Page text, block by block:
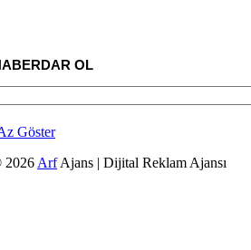
OL
Göster
2026 ArfAjans | Dijital Reklam Ajansı